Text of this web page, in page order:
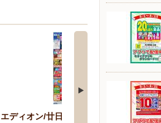
エディオン/廿日市店